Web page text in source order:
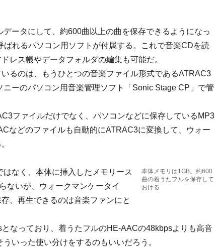
ータにして、約600曲以上の曲を保存できるようになっ
れるパソコン用ソフトが付属する。これで音楽CDを読
レス帳やデータフォルダの編集も可能だ。
るのは、もうひとつの音楽ファイル形式であるATRAC3
ーのパソコン用音楽管理ソフト「Sonic Stage CP」で管
ファイルだけでなく、パソコンなどに保存しているMP3
などのファイルも自動的にATRAC3に変換して、ウォー
本体メモリは1GB。約600
曲の着うたフルを保存して
おける
なく、本体に挿入したメモリース
ないが、ウォークマンケータイ
、再生できるのは音楽ファンにと
なっており、着うたフルのHE-AACの48kbpsよりも高音
いった使い分けをするのもいいだろう。